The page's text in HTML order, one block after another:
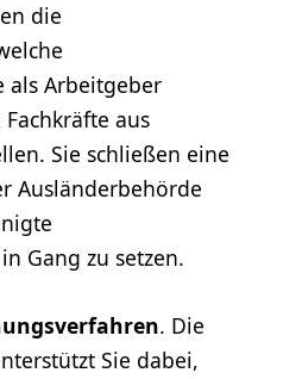
die
als Arbeitgeber
aus
Sie schließen eine
Ausländerbehörde
Gang zu setzen.
. Die
Sie dabei,